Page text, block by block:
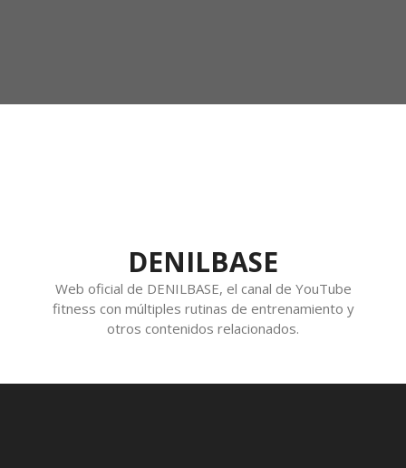
DENILBASE
Web oficial de DENILBASE, el canal de YouTube
fitness con múltiples rutinas de entrenamiento y
otros contenidos relacionados.